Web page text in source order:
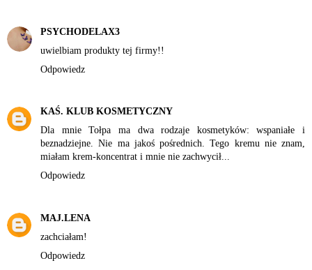
PSYCHODELAX3
uwielbiam produkty tej firmy!!
Odpowiedz
KAŚ. KLUB KOSMETYCZNY
Dla mnie Tołpa ma dwa rodzaje kosmetyków: wspaniałe i
beznadziejne. Nie ma jakoś pośrednich. Tego kremu nie znam,
miałam krem-koncentrat i mnie nie zachwycił...
Odpowiedz
MAJ.LENA
zachciałam!
Odpowiedz